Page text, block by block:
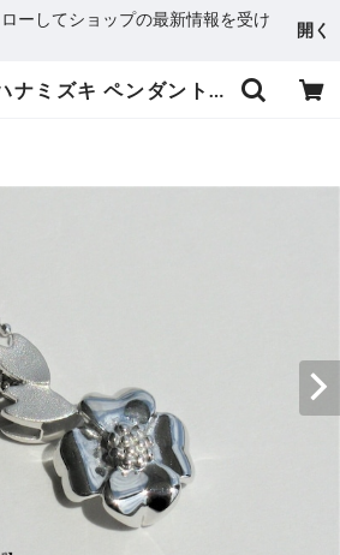
ーしてショップの最新情報を受け
開く
SV 桜とハナミズキ ペンダントネックレス | 宝飾工房 Ｋ’ｓ ＣＲＡＦＴ